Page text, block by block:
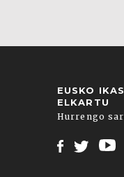
EUSKO
ELKARTU
Hurrengo